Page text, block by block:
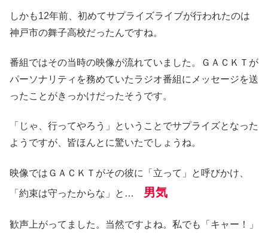
しかも12年前、初めてサプライズライブが行われたのは
神戸市の舞子高校だったんですね。
番組ではその当時の映像が流れていました。ＧＡＣＫＴが
パーソナリティを務めていたラジオ番組にメッセージを送
ったことがきっかけだったそうです。
「じゃ、行ってやろう」ということでサプライズとなった
ようですが、皆ほんとに驚いたでしょうね。
映像ではＧＡＣＫＴがその彼に「立って」と呼びかけ、
「約束は守ったからな」と… 男気
歓声上がってました。当然ですよね。私でも「キャー！」